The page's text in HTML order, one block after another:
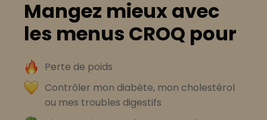
Mangez mieux avec
les menus CROQ pour
Perte de poids
Contrôler mon diabète, mon cholestérol
ou mes troubles digestifs